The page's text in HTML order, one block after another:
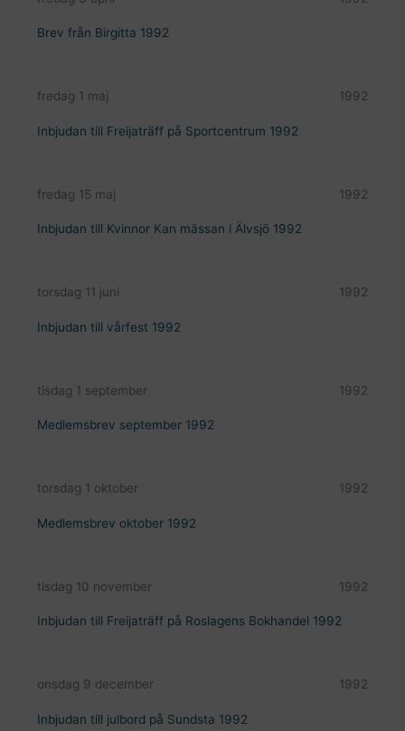
Brev från Birgitta 1992
fredag 1 maj 1992
Inbjudan till Freijaträff på Sportcentrum 1992
fredag 15 maj 1992
Inbjudan till Kvinnor Kan mässan i Älvsjö 1992
torsdag 11 juni 1992
Inbjudan till vårfest 1992
tisdag 1 september 1992
Medlemsbrev september 1992
torsdag 1 oktober 1992
Medlemsbrev oktober 1992
tisdag 10 november 1992
Inbjudan till Freijaträff på Roslagens Bokhandel 1992
onsdag 9 december 1992
Inbjudan till julbord på Sundsta 1992